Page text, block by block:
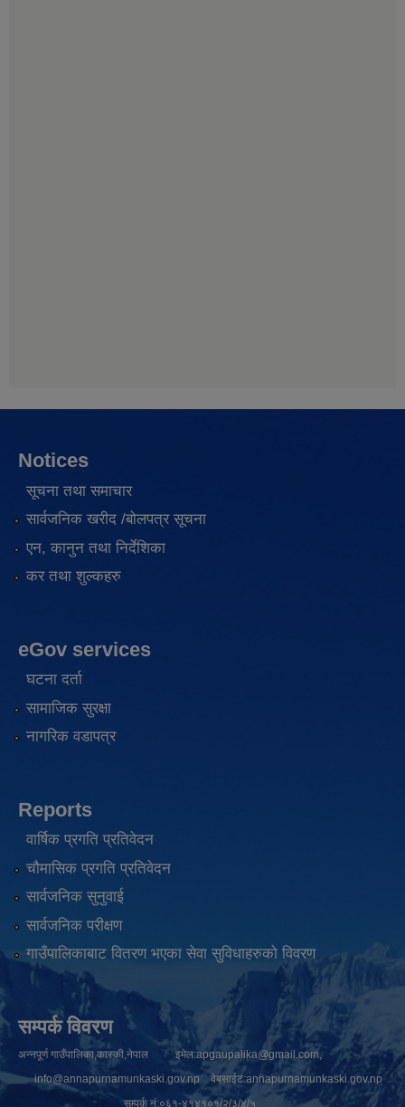
Notices
सूचना तथा समाचार
सार्वजनिक खरीद /बोलपत्र सूचना
एन, कानुन तथा निर्देशिका
कर तथा शुल्कहरु
eGov services
घटना दर्ता
सामाजिक सुरक्षा
नागरिक वडापत्र
Reports
वार्षिक प्रगति प्रतिवेदन
चौमासिक प्रगति प्रतिवेदन
सार्वजनिक सुनुवाई
सार्वजनिक परीक्षण
गाउँपालिकाबाट वितरण भएका सेवा सुविधाहरुको विवरण
सम्पर्क विवरण
अन्नपूर्ण गाउँपालिका,कास्की,नेपाल इमेल:apgaupalika@gmail.com,
info@annapurnamunkaski.gov.np वेबसाईट:annapurnamunkaski.gov.np
सम्पर्क नं:०६१-४१४१०१/२/३/४/५